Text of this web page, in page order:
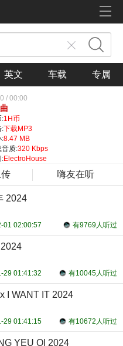
英文 车载 专属
/ 00:00
:1H币
:下载MP3
:8.47 MB
音质:320 Kbps
:ElectroHouse
嗨友在听
2024
有9769人听过
01 02:00:57
有10045人听过
29 01:41:32
I WANT IT 2024
有10672人听过
29 01:41:15
YEU OI 2024